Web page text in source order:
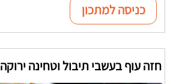
כניסה למתכון
חזה עוף בעשבי תיבול וטחינה ירוקה